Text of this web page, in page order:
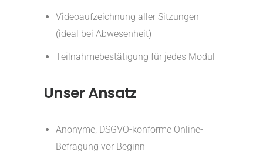
Videoaufzeichnung aller Sitzungen
(ideal bei Abwesenheit)
Teilnahmebestätigung für jedes Modul
Unser Ansatz
Anonyme, DSGVO-konforme Online-
Befragung vor Beginn